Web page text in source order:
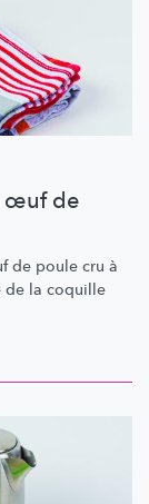
œuf de
de poule cru à
de la coquille